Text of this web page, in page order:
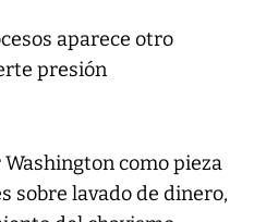
aparece otro
presión
como pieza
sobre lavado de dinero,